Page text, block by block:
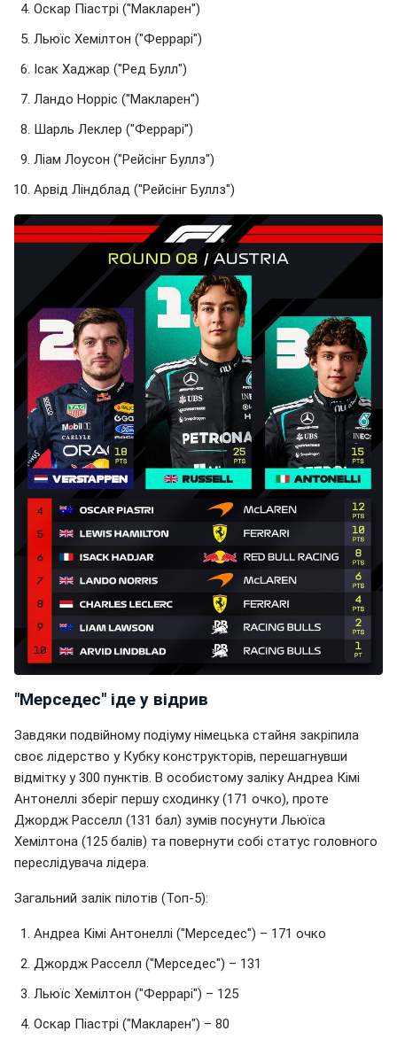
Оскар Піастрі ("Макларен")
Льюїс Хемілтон ("Феррарі")
Ісак Хаджар ("Ред Булл")
Ландо Норріс ("Макларен")
Шарль Леклер ("Феррарі")
Ліам Лоусон ("Рейсінг Буллз")
Арвід Ліндблад ("Рейсінг Буллз")
"Мерседес" іде у відрив
Завдяки подвійному подіуму німецька стайня закріпила
своє лідерство у Кубку конструкторів, перешагнувши
відмітку у 300 пунктів. В особистому заліку Андреа Кімі
Антонеллі зберіг першу сходинку (171 очко), проте
Джордж Расселл (131 бал) зумів посунути Льюїса
Хемілтона (125 балів) та повернути собі статус головного
переслідувача лідера.
Загальний залік пілотів (Топ-5):
Андреа Кімі Антонеллі ("Мерседес") – 171 очко
Джордж Расселл ("Мерседес") – 131
Льюїс Хемілтон ("Феррарі") – 125
Оскар Піастрі ("Макларен") – 80